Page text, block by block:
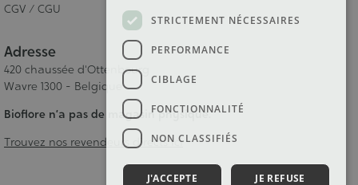
CGV / CGU
Adresse
420 chaussée d'Ottenbourg
Wavre 1300 - Belgique
Bioflore n’a pas de magasin physique.
Trouvez nos revendeurs directs ici
STRICTEMENT NÉCESSAIRES
PERFORMANCE
CIBLAGE
FONCTIONNALITÉ
NON CLASSIFIÉS
J'ACCEPTE JE REFUSE